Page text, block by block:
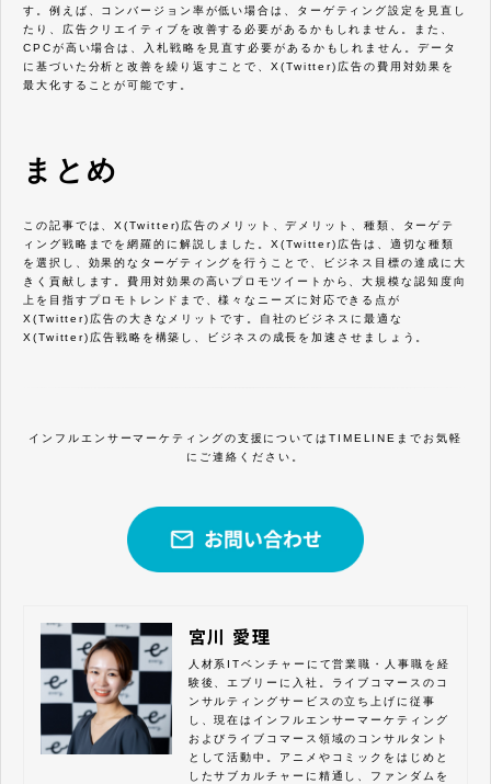
す。例えば、コンバージョン率が低い場合は、ターゲティング設定を見直し
たり、広告クリエイティブを改善する必要があるかもしれません。また、
CPCが高い場合は、入札戦略を見直す必要があるかもしれません。データ
に基づいた分析と改善を繰り返すことで、X(Twitter)広告の費用対効果を
最大化することが可能です。
まとめ
この記事では、X(Twitter)広告のメリット、デメリット、種類、ターゲテ
ィング戦略までを網羅的に解説しました。X(Twitter)広告は、適切な種類
を選択し、効果的なターゲティングを行うことで、ビジネス目標の達成に大
きく貢献します。費用対効果の高いプロモツイートから、大規模な認知度向
上を目指すプロモトレンドまで、様々なニーズに対応できる点が
X(Twitter)広告の大きなメリットです。自社のビジネスに最適な
X(Twitter)広告戦略を構築し、ビジネスの成長を加速させましょう。
インフルエンサーマーケティングの支援についてはTIMELINEまでお気軽
にご連絡ください。
宮川 愛理
人材系ITベンチャーにて営業職・人事職を経
験後、エブリーに入社。ライブコマースのコ
ンサルティングサービスの立ち上げに従事
し、現在はインフルエンサーマーケティング
およびライブコマース領域のコンサルタント
として活動中。アニメやコミックをはじめと
したサブカルチャーに精通し、ファンダムを